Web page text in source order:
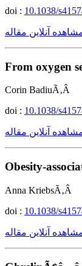
doi : 10.1038/
آنلاین مقاله
From oxygen
Corin BadiuÃ‚Â
doi : 10.1038/
آنلاین مقاله
Obesity-
Anna KriebsÃ‚Â
doi : 10.1038/
آنلاین مقاله